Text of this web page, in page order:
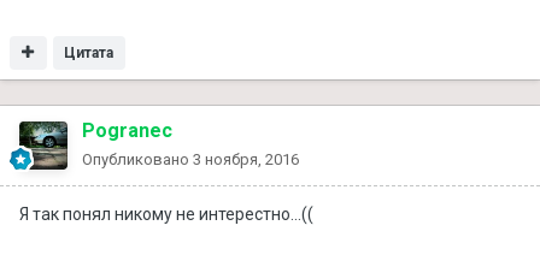
Цитата
Pogranec
Опубликовано 3 ноября, 2016
Я так понял никому не интерестно...((